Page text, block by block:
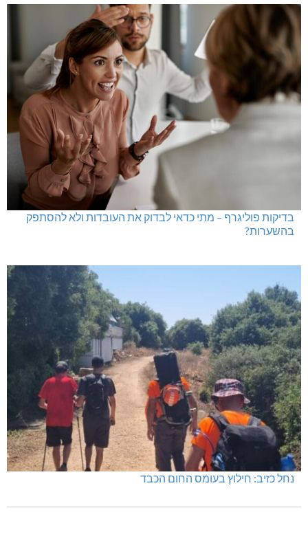
בדיקות פוליגרף – מתי כדאי לבדוק את העובדות ולא להסתפק
בהשערות?
נחל כזיב: חילוץ בעומס החום הכבד